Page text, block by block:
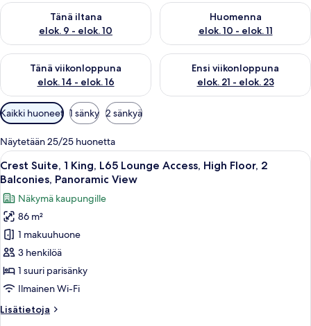
Tänä iltana
elok. 9 - elok. 10
Tarkista tämän illan saatavuus elok. 9 - elok. 10
Huomenna
elok. 10 - elok. 11
Tarkista huomisen saatavuus
Tänä viikonloppuna
elok. 14 - elok. 16
Tarkista tämän viikonlopun saatavuus elok. 14 - elok. 16
Ensi viikonloppuna
elok. 21 - elok. 23
Tarkista ensi viikonlopun
Huoneille
saatavilla
olevia
suodattimia
Kaikki huoneet 1 sänky 2 sänkyä
Näytetään 25/25 huonetta
Avaa
kaikki
huonetyypin
Crest
Suite,
King,
L65
Lounge
High
Moderni hotellihuone, jossa on suuri
7
Crest Suite, 1 King, L65 Lounge Access, High Floor, 2
Balconies, Panoramic View
Näkymä kaupungille
86 m²
1 makuuhuone
3 henkilöä
1 suuri parisänky
Ilmainen Wi-Fi
Lisätietoja
Lisätietoja